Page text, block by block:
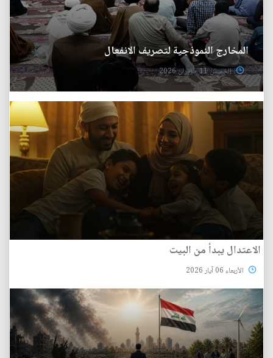
المخارج النموذجية لتصريف الانفعال
الخميس 11 حزيران 2026
الاعتدال يبدأ من البيت
الأربعاء 06 آيار 2026